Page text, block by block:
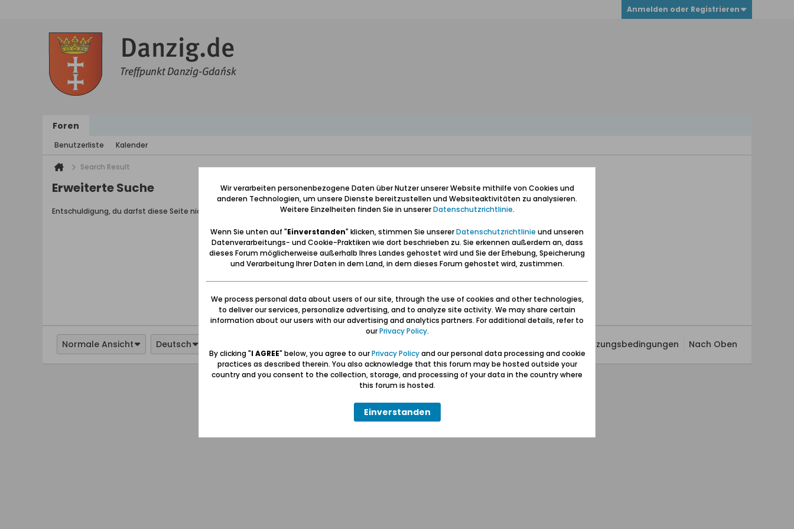
Anmelden oder Registrieren
Foren
Benutzerliste Kalender
Search Result
Erweiterte Suche
Entschuldigung, du darfst diese Seite nicht aufrufen.
Normale Ansicht Deutsch Nutzungsbedingungen Nach Oben
Wolfgang Naujocks MMXXVI
Copyright © 2026 MH Sub I, LLC dba vBulletin. Alle Rechte vorbehalten.
Wir verarbeiten personenbezogene Daten über Nutzer unserer Website mithilfe von Cookies und
anderen Technologien, um unsere Dienste bereitzustellen und Websiteaktivitäten zu analysieren.
Weitere Einzelheiten finden Sie in unsererDatenschutzrichtlinie.
Wenn Sie unten auf "Einverstanden" klicken, stimmen Sie unsererDatenschutzrichtlinie und unseren
Datenverarbeitungs- und Cookie-Praktiken wie dort beschrieben zu. Sie erkennen außerdem an, dass
dieses Forum möglicherweise außerhalb Ihres Landes gehostet wird und Sie der Erhebung, Speicherung
und Verarbeitung Ihrer Daten in dem Land, in dem dieses Forum gehostet wird, zustimmen.
We process personal data about users of our site, through the use of cookies and other technologies,
to deliver our services, personalize advertising, and to analyze site activity. We may share certain
information about our users with our advertising and analytics partners. For additional details, refer to
ourPrivacy Policy.
By clicking "I AGREE" below, you agree to ourPrivacy Policyand our personal data processing and cookie
practices as described therein. You also acknowledge that this forum may be hosted outside your
country and you consent to the collection, storage, and processing of your data in the country where
this forum is hosted.
Einverstanden